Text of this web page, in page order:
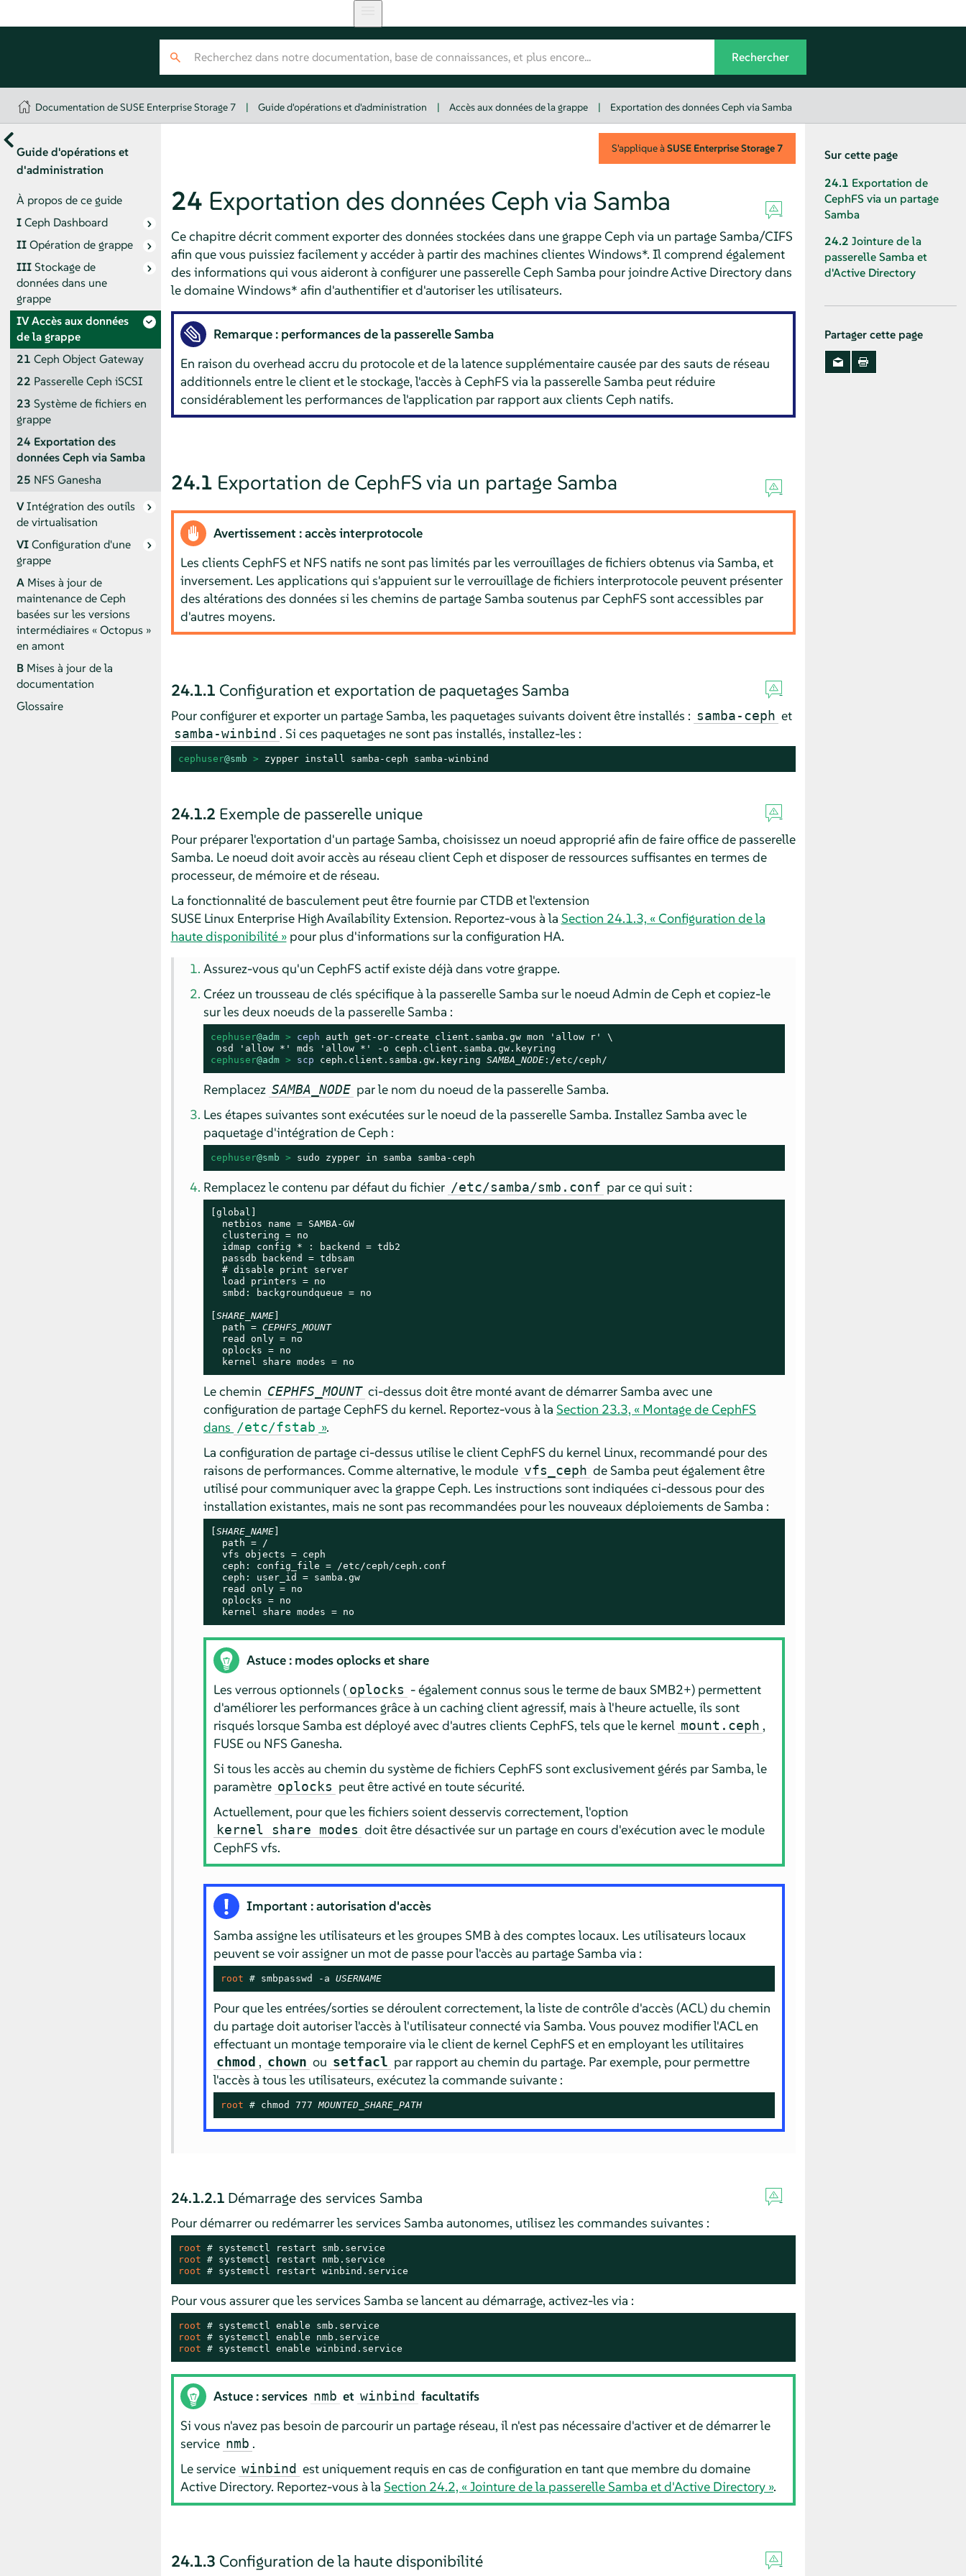
Documentation de SUSE Enterprise Storage 7 | Guide d'opérations et d'administration | Accès aux données de la grappe | Exportation des données Ceph via Samba
Guide d'opérations et
d'administration
À propos de ce guide
ICeph Dashboard
IIOpération de grappe
IIIStockage de
données dans une
grappe
IVAccès aux données
de la grappe
21 Ceph Object Gateway
22 Passerelle Ceph iSCSI
23 Système de fichiers en
grappe
24 Exportation des
données Ceph via Samba
25 NFS Ganesha
VIntégration des outils
de virtualisation
VIConfiguration d'une
grappe
A Mises à jour de
maintenance de Ceph
basées sur les versions
intermédiaires « Octopus »
en amont
B Mises à jour de la
documentation
Glossaire
S'applique àSUSE Enterprise Storage7
24 Exportation des données Ceph via Samba
Ce chapitre décrit comment exporter des données stockées dans une grappe Ceph via un partage Samba/CIFS
afin que vous puissiez facilement y accéder à partir des machines clientes Windows*. Il comprend également
des informations qui vous aideront à configurer une passerelle Ceph Samba pour joindre Active Directory dans
le domaine Windows* afin d'authentifier et d'autoriser les utilisateurs.
Remarque : performances de la passerelle Samba
En raison du overhead accru du protocole et de la latence supplémentaire causée par des sauts de réseau
additionnels entre le client et le stockage, l'accès à CephFS via la passerelle Samba peut réduire
considérablement les performances de l'application par rapport aux clients Ceph natifs.
24.1 Exportation de CephFS via un partage Samba
Avertissement : accès interprotocole
Les clients CephFS et NFS natifs ne sont pas limités par les verrouillages de fichiers obtenus via Samba, et
inversement. Les applications qui s'appuient sur le verrouillage de fichiers interprotocole peuvent présenter
des altérations des données si les chemins de partage Samba soutenus par CephFS sont accessibles par
d'autres moyens.
24.1.1 Configuration et exportation de paquetages Samba
Pour configurer et exporter un partage Samba, les paquetages suivants doivent être installés : samba-ceph et
samba-winbind . Si ces paquetages ne sont pas installés, installez-les :
cephuser@smb > zypper install samba-ceph samba-winbind
24.1.2 Exemple de passerelle unique
Pour préparer l'exportation d'un partage Samba, choisissez un noeud approprié afin de faire office de passerelle
Samba. Le noeud doit avoir accès au réseau client Ceph et disposer de ressources suffisantes en termes de
processeur, de mémoire et de réseau.
La fonctionnalité de basculement peut être fournie par CTDB et l'extension
SUSE Linux Enterprise High Availability Extension. Reportez-vous à la Section 24.1.3, « Configuration de la
haute disponibilité »pour plus d'informations sur la configuration HA.
Assurez-vous qu'un CephFS actif existe déjà dans votre grappe.
Créez un trousseau de clés spécifique à la passerelle Samba sur le noeud Admin de Ceph et copiez-le
sur les deux noeuds de la passerelle Samba :
cephuser@adm > ceph auth get-or-create client.samba.gw mon 'allow r' \
cephuser@adm > scp ceph.client.samba.gw.keyring SAMBA_NODE :/etc/ceph/
Remplacez SAMBA_NODE par le nom du noeud de la passerelle Samba.
Les étapes suivantes sont exécutées sur le noeud de la passerelle Samba. Installez Samba avec le
paquetage d'intégration de Ceph :
cephuser@smb > sudo zypper in samba samba-ceph
Remplacez le contenu par défaut du fichier /etc/samba/smb.conf par ce qui suit :
[global]
  netbios name = SAMBA-GW
  clustering = no
  idmap config * : backend = tdb2
  passdb backend = tdbsam
  # disable print server
  load printers = no
  smbd: backgroundqueue = no
[SHARE_NAME
  path =
CEPHFS_MOUNT
  read only = no
  oplocks = no
  kernel share modes = no
Le chemin CEPHFS_MOUNT ci-dessus doit être monté avant de démarrer Samba avec une
configuration de partage CephFS du kernel. Reportez-vous à laSection 23.3, « Montage de CephFS
dans /etc/fstab ».
La configuration de partage ci-dessus utilise le client CephFS du kernel Linux, recommandé pour des
raisons de performances. Comme alternative, le module vfs_ceph de Samba peut également être
utilisé pour communiquer avec la grappe Ceph. Les instructions sont indiquées ci-dessous pour des
installation existantes, mais ne sont pas recommandées pour les nouveaux déploiements de Samba :
[SHARE_NAME
  path = /
  vfs objects = ceph
  ceph: config_file = /etc/ceph/ceph.conf
  ceph: user_id = samba.gw
  read only = no
  oplocks = no
  kernel share modes = no
Astuce : modes oplocks et share
Les verrous optionnels ( oplocks - également connus sous le terme de baux SMB2+) permettent
d'améliorer les performances grâce à un caching client agressif, mais à l'heure actuelle, ils sont
risqués lorsque Samba est déployé avec d'autres clients CephFS, tels que le kernel mount.ceph ,
FUSE ou NFS Ganesha.
Si tous les accès au chemin du système de fichiers CephFS sont exclusivement gérés par Samba, le
paramètre oplocks peut être activé en toute sécurité.
Actuellement, pour que les fichiers soient desservis correctement, l'option
kernel share modes doit être désactivée sur un partage en cours d'exécution avec le module
CephFS vfs.
Important : autorisation d'accès
Samba assigne les utilisateurs et les groupes SMB à des comptes locaux. Les utilisateurs locaux
peuvent se voir assigner un mot de passe pour l'accès au partage Samba via :
root # smbpasswd -a USERNAME
Pour que les entrées/sorties se déroulent correctement, la liste de contrôle d'accès (ACL) du chemin
du partage doit autoriser l'accès à l'utilisateur connecté via Samba. Vous pouvez modifier l'ACL en
effectuant un montage temporaire via le client de kernel CephFS et en employant les utilitaires
chmod , chown ou setfacl par rapport au chemin du partage. Par exemple, pour permettre
l'accès à tous les utilisateurs, exécutez la commande suivante :
root # chmod 777 MOUNTED_SHARE_PATH
24.1.2.1 Démarrage des services Samba
Pour démarrer ou redémarrer les services Samba autonomes, utilisez les commandes suivantes :
root #
root #
root # systemctl restart winbind.service
Pour vous assurer que les services Samba se lancent au démarrage, activez-les via :
root #
root #
root # systemctl enable winbind.service
Astuce : services nmb et winbind facultatifs
Si vous n'avez pas besoin de parcourir un partage réseau, il n'est pas nécessaire d'activer et de démarrer le
service nmb .
Le service winbind est uniquement requis en cas de configuration en tant que membre du domaine
Active Directory. Reportez-vous à laSection 24.2, « Jointure de la passerelle Samba et d'Active Directory ».
24.1.3 Configuration de la haute disponibilité
Sur cette page
24.1 Exportation de
CephFS via un partage
Samba
24.2 Jointure de la
passerelle Samba et
d'Active Directory
Partager cette page